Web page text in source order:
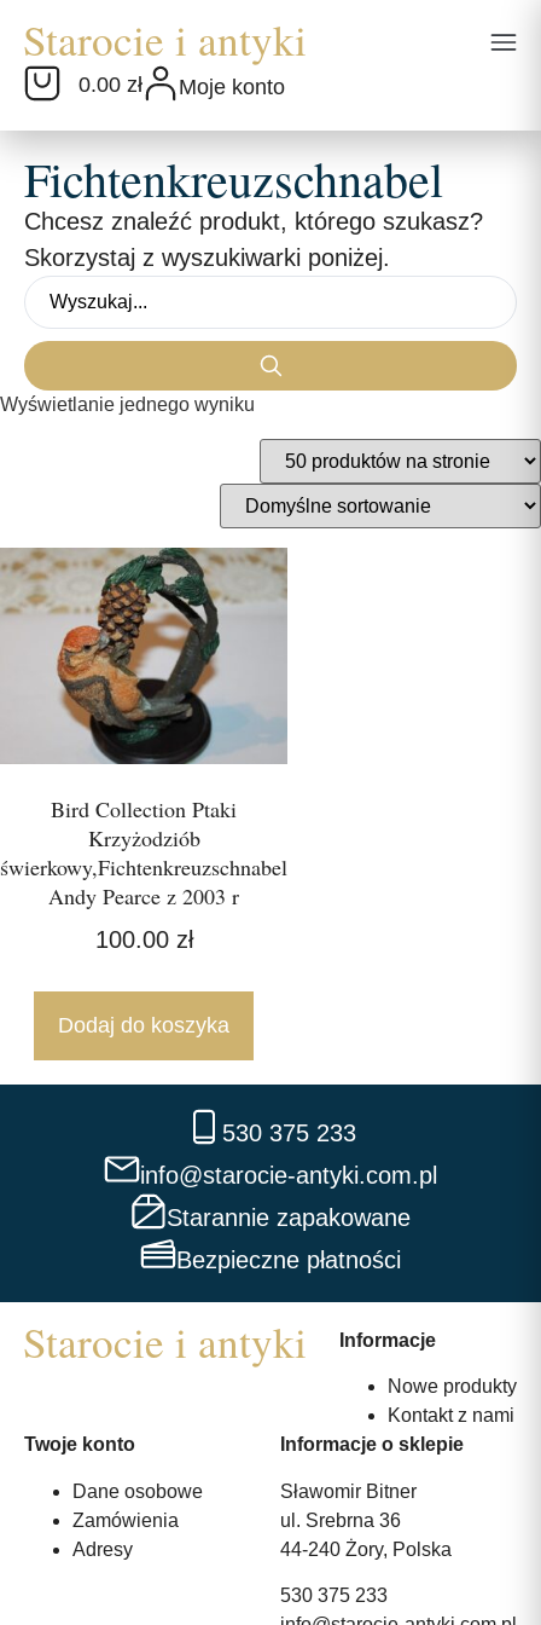
0.00 zł Moje konto
Fichtenkreuzschnabel
Chcesz znaleźć produkt, którego szukasz?
Skorzystaj z wyszukiwarki poniżej.
Wyświetlanie jednego wyniku
Bird Collection Ptaki
Krzyżodziób
świerkowy,Fichtenkreuzschnabel
Andy Pearce z 2003 r
100.00 zł
Dodaj do koszyka
530 375 233
info@starocie-antyki.com.pl
Starannie zapakowane
Bezpieczne płatności
Informacje
Nowe produkty
Kontakt z nami
Twoje konto
Dane osobowe
Zamówienia
Adresy
Informacje o sklepie
Sławomir Bitner
ul. Srebrna 36
44-240 Żory, Polska
530 375 233